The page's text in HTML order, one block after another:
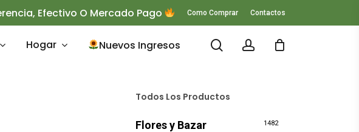
Efectivo O Mercado Pago Como Comprar Contactos
Hogar Nuevos Ingresos searchaccount
Todos Los Productos
Flores y Bazar 1482